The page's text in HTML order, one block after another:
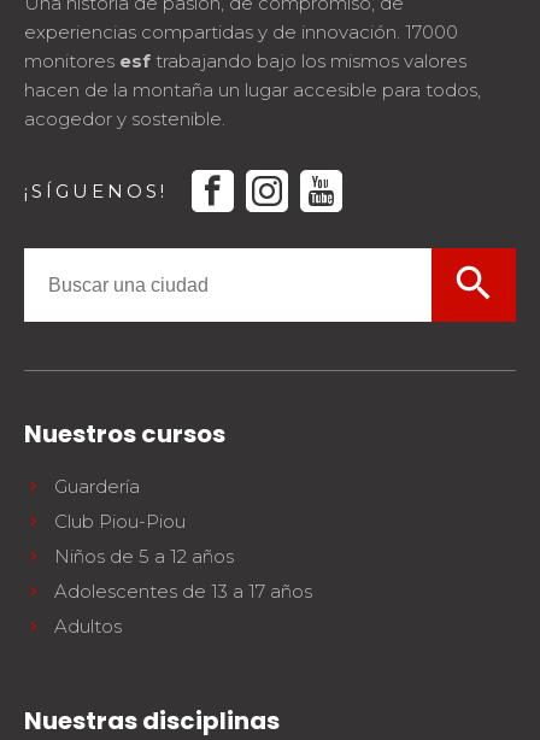
experiencias compartidas y de innovación. 17000
monitores esf trabajando bajo los mismos valores
hacen de la montaña un lugar accesible para todos,
acogedor y sostenible.
¡SÍGUENOS! facebook instagram youtube
search
Nuestros cursos
Guardería
Club Piou-Piou
Niños de 5 a 12 años
Adolescentes de 13 a 17 años
Adultos
Nuestras disciplinas